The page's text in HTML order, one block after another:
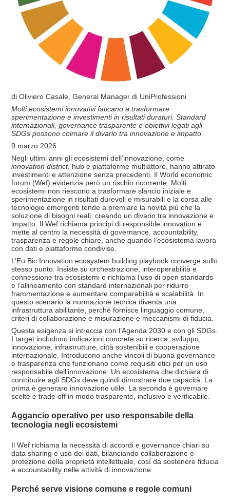
di Oliviero Casale, General Manager di UniProfessioni
Molti ecosistemi innovativi faticano a trasformare
sperimentazione e investimenti in risultati duraturi. Standard
internazionali, governance trasparente e obiettivi legati agli
SDGs possono colmare il divario tra innovazione e impatto.
9 marzo 2026
Negli ultimi anni gli ecosistemi dell’innovazione, come
innovation district, hub e piattaforme multiattore, hanno attirato
investimenti e attenzione senza precedenti. Il World economic
forum (Wef) evidenzia però un rischio ricorrente. Molti
ecosistemi non riescono a trasformare slancio iniziale e
sperimentazione in risultati durevoli e misurabili e la corsa alle
tecnologie emergenti tende a premiare la novità più che la
soluzione di bisogni reali, creando un divario tra innovazione e
impatto. Il Wef richiama principi di responsible innovation e
mette al centro la necessità di governance, accountability,
trasparenza e regole chiare, anche quando l’ecosistema lavora
con dati e piattaforme condivise.
L’Eu Bic Innovation ecosystem building playbook converge sullo
stesso punto. Insiste su orchestrazione, interoperabilità e
connessione tra ecosistemi e richiama l’uso di open standards
e l’allineamento con standard internazionali per ridurre
frammentazione e aumentare comparabilità e scalabilità. In
questo scenario la normazione tecnica diventa una
infrastruttura abilitante, perché fornisce linguaggio comune,
criteri di collaborazione e misurazione e meccanismi di fiducia.
Questa esigenza si intreccia con l’Agenda 2030 e con gli SDGs.
I target includono indicazioni concrete su ricerca, sviluppo,
innovazione, infrastrutture, città sostenibili e cooperazione
internazionale. Introducono anche vincoli di buona governance
e trasparenza che funzionano come requisiti etici per un uso
responsabile dell’innovazione. Un ecosistema che dichiara di
contribuire agli SDGs deve quindi dimostrare due capacità. La
prima è generare innovazione utile. La seconda è governare
scelte e trade off in modo trasparente, inclusivo e verificabile.
Aggancio operativo per uso responsabile della
tecnologia negli ecosistemi
Il Wef richiama la necessità di accordi e governance chiari su
data sharing e uso dei dati, bilanciando collaborazione e
protezione della proprietà intellettuale, così da sostenere fiducia
e accountability nelle attività di innovazione.
Perché serve visione comune e regole comuni